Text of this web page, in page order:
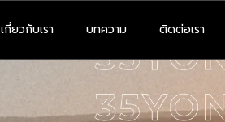
เกี่ยวกับเรา บทความ ติดต่อเรา